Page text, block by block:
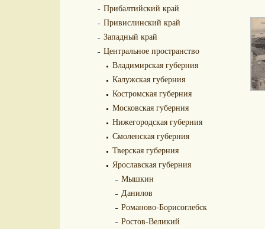
Прибалтийский край
Привислинский край
Западный край
Центральное пространство
Владимирская губерния
Калужская губерния
Костромская губерния
Московская губерния
Нижегородская губерния
Смоленская губерния
Тверская губерния
Ярославская губерния
Мышкин
Данилов
Романово-Борисоглебск
Ростов-Великий